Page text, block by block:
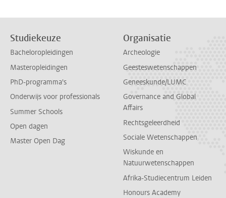
Studiekeuze
Bacheloropleidingen
Masteropleidingen
PhD-programma's
Onderwijs voor professionals
Summer Schools
Open dagen
Master Open Dag
Organisatie
Archeologie
Geesteswetenschappen
Geneeskunde/LUMC
Governance and Global
Affairs
Rechtsgeleerdheid
Sociale Wetenschappen
Wiskunde en
Natuurwetenschappen
Afrika-Studiecentrum Leiden
Honours Academy